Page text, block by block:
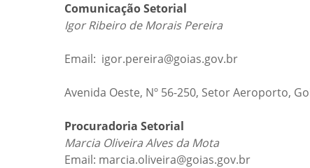
Comunicação Setorial
Igor Ribeiro de Morais Pereira
Email: igor.pereira@goias.gov.br
Avenida Oeste, Nº 56-250, Setor Aeroporto,
Procuradoria Setorial
Marcia Oliveira Alves da Mota
Email: marcia.oliveira@goias.gov.br